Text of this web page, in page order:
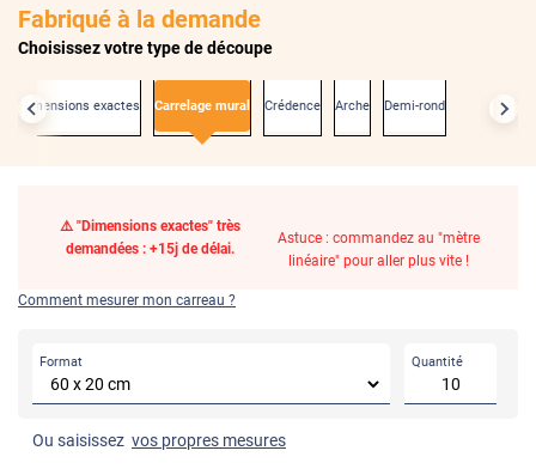
Fabriqué à la demande
Choisissez votre type de découpe
dimensions exactes Carrelage mural Crédence Arche Demi-rond
⚠️ "Dimensions exactes" très
demandées : +15j de délai.
Astuce : commandez au "mètre
linéaire" pour aller plus vite !
Comment mesurer mon carreau ?
Format Quantité
Ou saisissez vos propres mesures